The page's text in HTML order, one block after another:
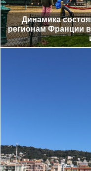
Динамика
регионам Франции